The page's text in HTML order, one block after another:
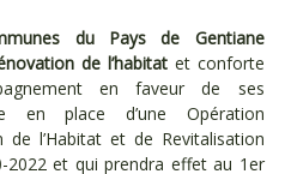
du Pays de Gentiane
de l’habitat et conforte
en faveur de ses
en place d’une Opération
de l’Habitat et de Revitalisation
2022 et qui prendra effet au 1er